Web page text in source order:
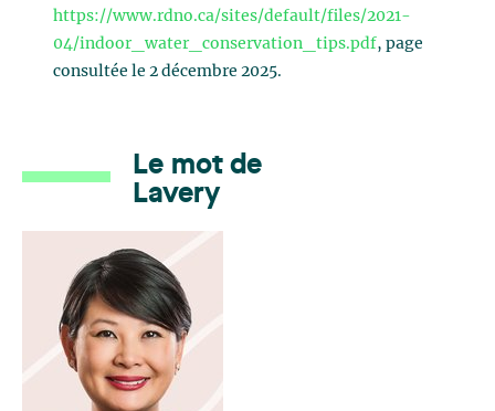
https://www.rdno.ca/sites/default/files/2021-
04/indoor_water_conservation_tips.pdf, page
consultée le 2 décembre 2025.
Le mot de
Lavery